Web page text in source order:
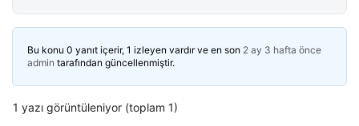
Bu konu 0 yanıt içerir, 1 izleyen vardır ve en son 2 ay 3 hafta önce
admin tarafından güncellenmiştir.
1 yazı görüntüleniyor (toplam 1)